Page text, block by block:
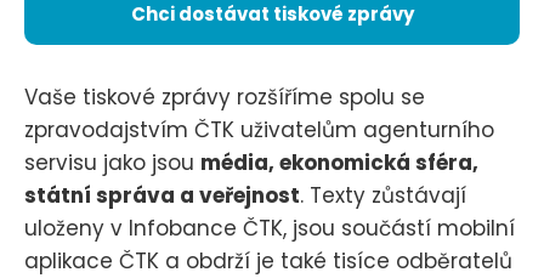
Chci dostávat tiskové zprávy
Vaše tiskové zprávy rozšíříme spolu se
zpravodajstvím ČTK uživatelům agenturního
servisu jako jsou média, ekonomická sféra,
státní správa a veřejnost. Texty zůstávají
uloženy v Infobance ČTK, jsou součástí mobilní
aplikace ČTK a obdrží je také tisíce odběratelů